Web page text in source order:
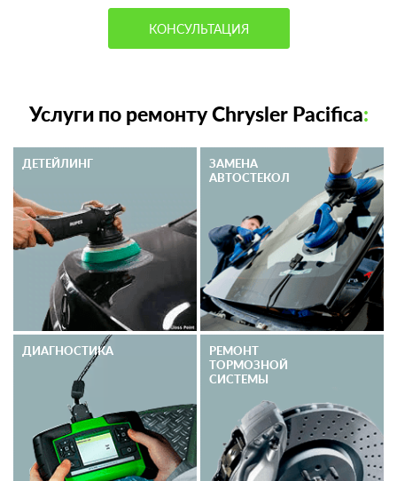
КОНСУЛЬТАЦИЯ
Услуги по ремонту Chrysler Pacifica:
ДЕТЕЙЛИНГ
ЗАМЕНА
АВТОСТЕКОЛ
ДИАГНОСТИКА
РЕМОНТ
ТОРМОЗНОЙ
СИСТЕМЫ